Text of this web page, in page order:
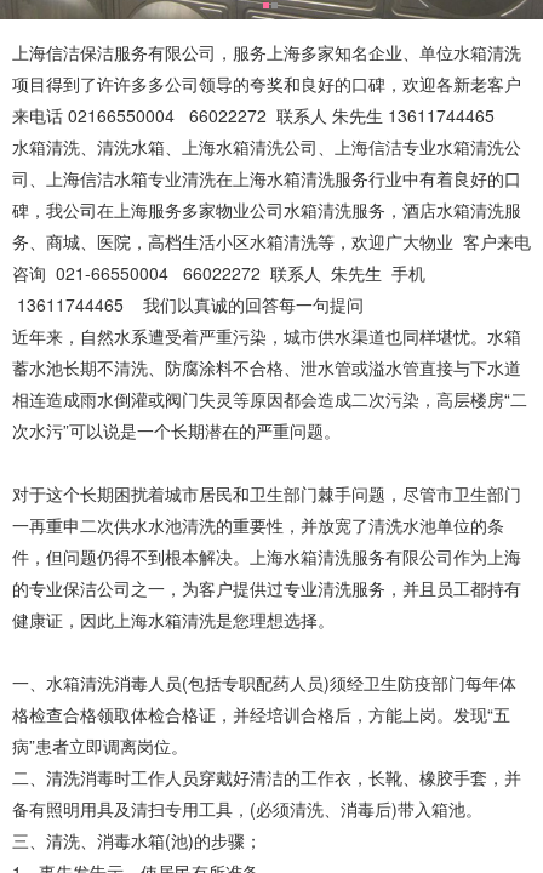
上海信洁保洁服务有限公司，服务上海多家知名企业、单位水箱清洗
项目得到了许许多多公司领导的夸奖和良好的口碑，欢迎各新老客户
来电话 02166550004 66022272 联系人 朱先生 13611744465
水箱清洗、清洗水箱、上海水箱清洗公司、上海信洁专业水箱清洗公
司、上海信洁水箱专业清洗在上海水箱清洗服务行业中有着良好的口
碑，我公司在上海服务多家物业公司水箱清洗服务，酒店水箱清洗服
务、商城、医院，高档生活小区水箱清洗等，欢迎广大物业 客户来电
咨询 021-66550004 66022272 联系人 朱先生 手机
13611744465 我们以真诚的回答每一句提问
近年来，自然水系遭受着严重污染，城市供水渠道也同样堪忧。水箱
蓄水池长期不清洗、防腐涂料不合格、泄水管或溢水管直接与下水道
相连造成雨水倒灌或阀门失灵等原因都会造成二次污染，高层楼房“二
次水污”可以说是一个长期潜在的严重问题。
对于这个长期困扰着城市居民和卫生部门棘手问题，尽管市卫生部门
一再重申二次供水水池清洗的重要性，并放宽了清洗水池单位的条
件，但问题仍得不到根本解决。上海水箱清洗服务有限公司作为上海
的专业保洁公司之一，为客户提供过专业清洗服务，并且员工都持有
健康证，因此上海水箱清洗是您理想选择。
一、水箱清洗消毒人员(包括专职配药人员)须经卫生防疫部门每年体
格检查合格领取体检合格证，并经培训合格后，方能上岗。发现“五
病”患者立即调离岗位。
二、清洗消毒时工作人员穿戴好清洁的工作衣，长靴、橡胶手套，并
备有照明用具及清扫专用工具，(必须清洗、消毒后)带入箱池。
三、清洗、消毒水箱(池)的步骤；